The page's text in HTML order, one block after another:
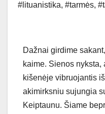
#lituanistika, #tarmės,
Dažnai girdime
kaime. Sienos nyksta,
kišenėje vibruojantis
akimirksniu sujungia
Keiptaunu. Šiame